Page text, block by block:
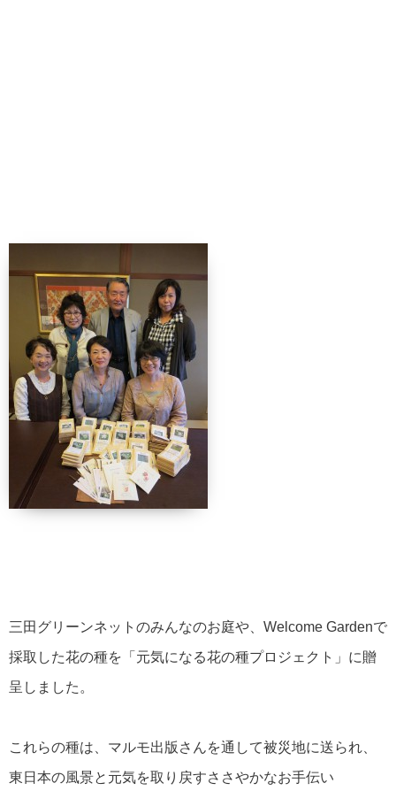
三田グリーンネットのみんなのお庭や、Welcome Gardenで
採取した花の種を「元気になる花の種プロジェクト」に贈
呈しました。
これらの種は、マルモ出版さんを通して被災地に送られ、
東日本の風景と元気を取り戻すささやかなお手伝い